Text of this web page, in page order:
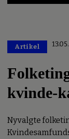
Artikel
kvinde-
Nyvalgte